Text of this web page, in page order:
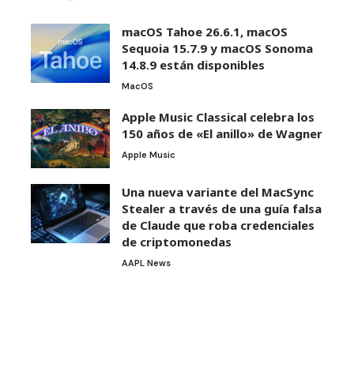
macOS Tahoe 26.6.1, macOS
Sequoia 15.7.9 y macOS Sonoma
14.8.9 están disponibles
MacOS
Apple Music Classical celebra los
150 años de «El anillo» de Wagner
Apple Music
Una nueva variante del MacSync
Stealer a través de una guía falsa
de Claude que roba credenciales
de criptomonedas
AAPL News